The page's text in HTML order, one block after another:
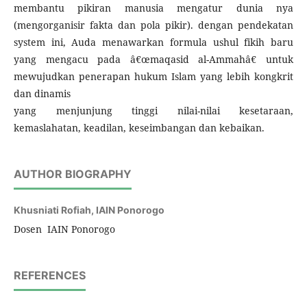
membantu pikiran manusia mengatur dunia nya
(mengorganisir fakta dan pola pikir). dengan pendekatan
system ini, Auda menawarkan formula ushul fikih baru
yang mengacu pada â€œmaqasid al-Ammahâ€ untuk
mewujudkan penerapan hukum Islam yang lebih kongkrit
dan dinamis
yang menjunjung tinggi nilai-nilai kesetaraan,
kemaslahatan, keadilan, keseimbangan dan kebaikan.
AUTHOR BIOGRAPHY
Khusniati Rofiah, IAIN Ponorogo
Dosen IAIN Ponorogo
REFERENCES